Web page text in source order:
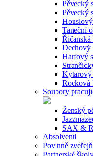
Pěvecký
Pěvecký
Taneční
Říčanská
Dechový
Harfový
Kytarový
Rocková
Soubory
Ženský
SAX &
Absolventi
Povinně
Partnerské školy